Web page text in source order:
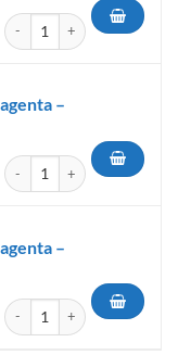
quantité de Toner Ricoh
–
quantité de Toner Ricoh
–
quantité de Toner Ricoh